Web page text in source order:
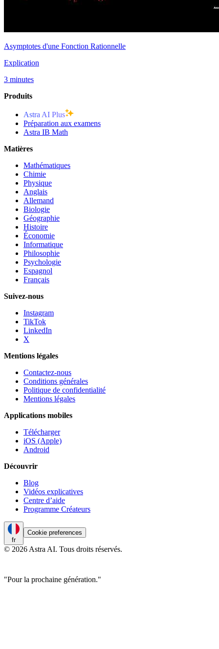
Asymptotes d'une Fonction Rationnelle
Explication
3 minutes
Produits
Astra AI Plus
Préparation aux examens
Astra IB Math
Matières
Mathématiques
Chimie
Physique
Anglais
Allemand
Biologie
Géographie
Histoire
Économie
Informatique
Philosophie
Psychologie
Espagnol
Français
Suivez-nous
Instagram
TikTok
LinkedIn
X
Mentions légales
Contactez-nous
Conditions générales
Politique de confidentialité
Mentions légales
Applications mobiles
Télécharger
iOS (Apple)
Android
Découvrir
Blog
Vidéos explicatives
Centre d’aide
Programme Créateurs
fr
Cookie preferences
© 2026 Astra AI. Tous droits réservés.
"Pour la prochaine génération."